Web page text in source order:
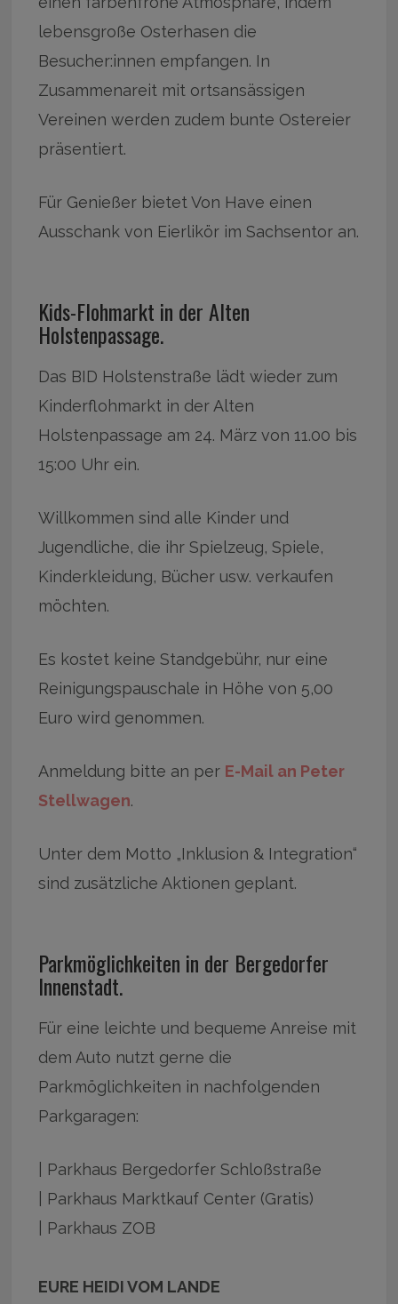
lebensgroße Osterhasen die
Besucher:innen empfangen. In
Zusammenareit mit ortsansässigen
Vereinen werden zudem bunte Ostereier
präsentiert.
Für Genießer bietet Von Have einen
Ausschank von Eierlikör im Sachsentor an.
Kids-Flohmarkt in der Alten
Holstenpassage.
Das BID Holstenstraße lädt wieder zum
Kinderflohmarkt in der Alten
Holstenpassage am 24. März von 11.00 bis
15:00 Uhr ein.
Willkommen sind alle Kinder und
Jugendliche, die ihr Spielzeug, Spiele,
Kinderkleidung, Bücher usw. verkaufen
möchten.
Es kostet keine Standgebühr, nur eine
Reinigungspauschale in Höhe von 5,00
Euro wird genommen.
Anmeldung bitte an per E-Mail an Peter
Stellwagen.
Unter dem Motto „Inklusion & Integration“
sind zusätzliche Aktionen geplant.
Parkmöglichkeiten in der Bergedorfer
Innenstadt.
Für eine leichte und bequeme Anreise mit
dem Auto nutzt gerne die
Parkmöglichkeiten in nachfolgenden
Parkgaragen:
| Parkhaus Bergedorfer Schloßstraße
| Parkhaus Marktkauf Center (Gratis)
| Parkhaus ZOB
EURE HEIDI VOM LANDE